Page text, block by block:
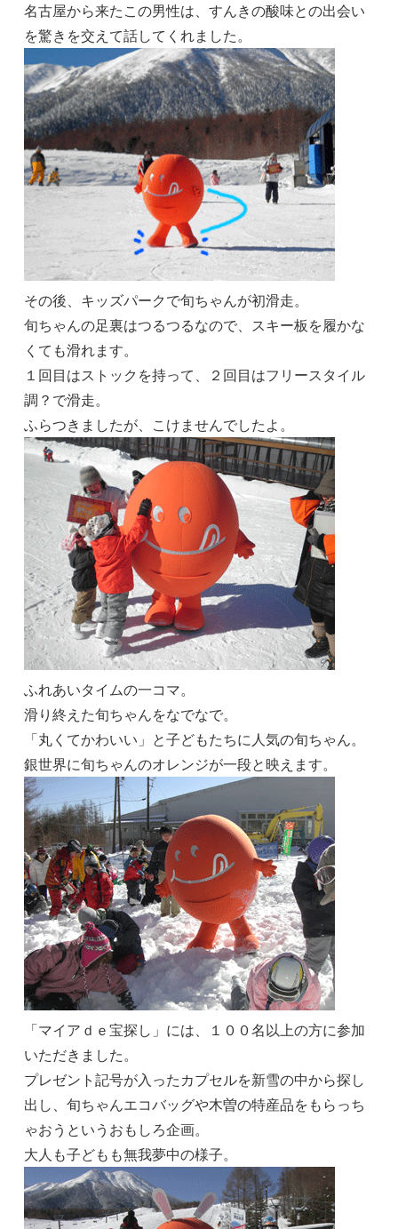
名古屋から来たこの男性は、すんきの酸味との出会い
を驚きを交えて話してくれました。
その後、キッズパークで旬ちゃんが初滑走。
旬ちゃんの足裏はつるつるなので、スキー板を履かな
くても滑れます。
１回目はストックを持って、２回目はフリースタイル
調？で滑走。
ふらつきましたが、こけませんでしたよ。
ふれあいタイムの一コマ。
滑り終えた旬ちゃんをなでなで。
「丸くてかわいい」と子どもたちに人気の旬ちゃん。
銀世界に旬ちゃんのオレンジが一段と映えます。
「マイアｄｅ宝探し」には、１００名以上の方に参加
いただきました。
プレゼント記号が入ったカプセルを新雪の中から探し
出し、旬ちゃんエコバッグや木曽の特産品をもらっち
ゃおうというおもしろ企画。
大人も子どもも無我夢中の様子。